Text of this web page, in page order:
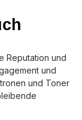
Reputation und
und
und Toner